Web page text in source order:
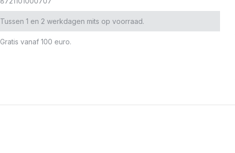
Tussen 1 en 2 werkdagen mits op voorraad.
Gratis vanaf 100 euro.